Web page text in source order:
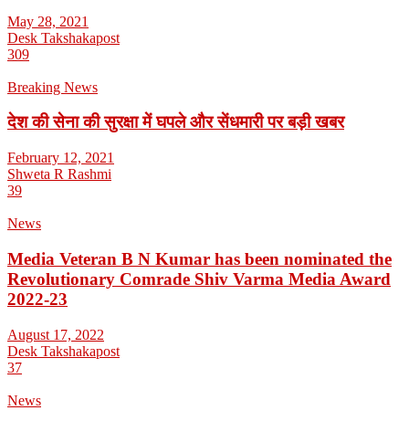
May 28, 2021
Desk Takshakapost
309
Breaking News
देश की सेना की सुरक्षा में घपले और सेंधमारी पर बड़ी खबर
February 12, 2021
Shweta R Rashmi
39
News
Media Veteran B N Kumar has been nominated the
Revolutionary Comrade Shiv Varma Media Award
2022-23
August 17, 2022
Desk Takshakapost
37
News